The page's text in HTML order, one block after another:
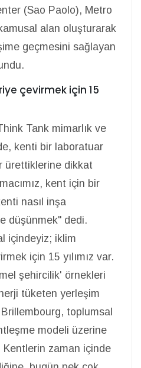
(Sao Paolo), Metro
alan oluşturarak
geçmesini sağlayan
çevirmek için 15
Tank mimarlık ve
kenti bir laboratuar
ürettiklerine dikkat
kent için bir
nasıl inşa
düşünmek" dedi.
içindeyiz; iklim
için 15 yılımız var.
şehircilik' örnekleri
tüketen yerleşim
toplumsal
modeli üzerine
Kentlerin zaman içinde